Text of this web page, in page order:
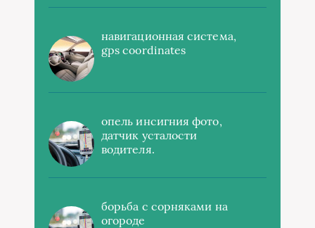
навигационная система,
gps coordinates
опель инсигния фото,
датчик усталости
водителя.
борьба с сорняками на
огороде